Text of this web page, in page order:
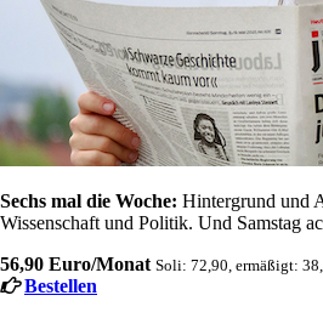
Sechs mal die Woche: Hintergrund und
Wissenschaft und Politik. Und Samstag
56,90 Euro/Monat Soli: 72,90, ermäßigt:
Bestellen